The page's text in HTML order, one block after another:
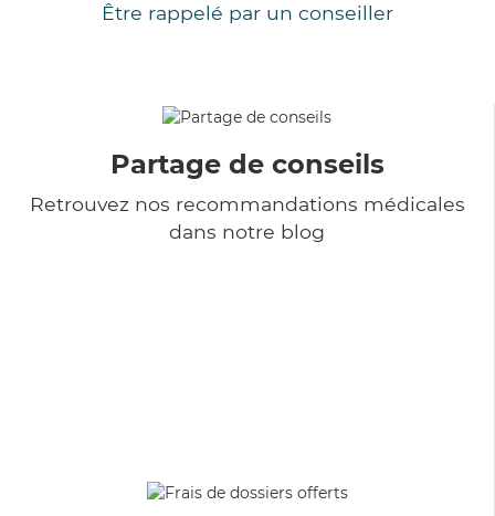
Être rappelé par un conseiller
Partage de conseils
Retrouvez nos recommandations médicales
dans notre blog